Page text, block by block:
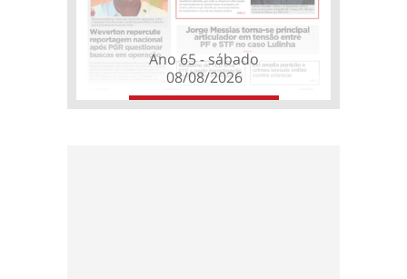
Ano 65 - sábado
08/08/2026